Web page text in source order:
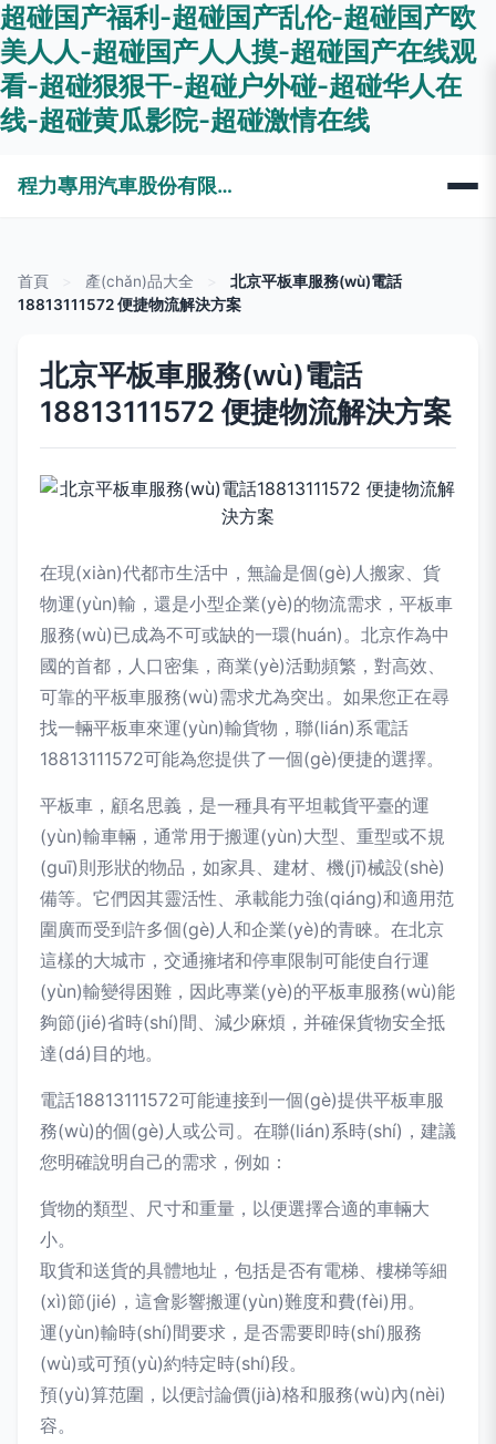
超碰国产福利-超碰国产乱伦-超碰国产欧
美人人-超碰国产人人摸-超碰国产在线观
看-超碰狠狠干-超碰户外碰-超碰华人在
线-超碰黄瓜影院-超碰激情在线
程力專用汽車股份有限公司銷售十五分公司
首頁 產(chǎn)品大全
北京平板車服務(wù)電話
18813111572 便捷物流解決方案
北京平板車服務(wù)電話
18813111572 便捷物流解決方案
在現(xiàn)代都市生活中，無論是個(gè)人搬家、貨
物運(yùn)輸，還是小型企業(yè)的物流需求，平板車
服務(wù)已成為不可或缺的一環(huán)。北京作為中
國的首都，人口密集，商業(yè)活動頻繁，對高效、
可靠的平板車服務(wù)需求尤為突出。如果您正在尋
找一輛平板車來運(yùn)輸貨物，聯(lián)系電話
18813111572可能為您提供了一個(gè)便捷的選擇。
平板車，顧名思義，是一種具有平坦載貨平臺的運
(yùn)輸車輛，通常用于搬運(yùn)大型、重型或不規
(guī)則形狀的物品，如家具、建材、機(jī)械設(shè)
備等。它們因其靈活性、承載能力強(qiáng)和適用范
圍廣而受到許多個(gè)人和企業(yè)的青睞。在北京
這樣的大城市，交通擁堵和停車限制可能使自行運
(yùn)輸變得困難，因此專業(yè)的平板車服務(wù)能
夠節(jié)省時(shí)間、減少麻煩，并確保貨物安全抵
達(dá)目的地。
電話18813111572可能連接到一個(gè)提供平板車服
務(wù)的個(gè)人或公司。在聯(lián)系時(shí)，建議
您明確說明自己的需求，例如：
貨物的類型、尺寸和重量，以便選擇合適的車輛大
小。
取貨和送貨的具體地址，包括是否有電梯、樓梯等細
(xì)節(jié)，這會影響搬運(yùn)難度和費(fèi)用。
運(yùn)輸時(shí)間要求，是否需要即時(shí)服務
(wù)或可預(yù)約特定時(shí)段。
預(yù)算范圍，以便討論價(jià)格和服務(wù)內(nèi)
容。